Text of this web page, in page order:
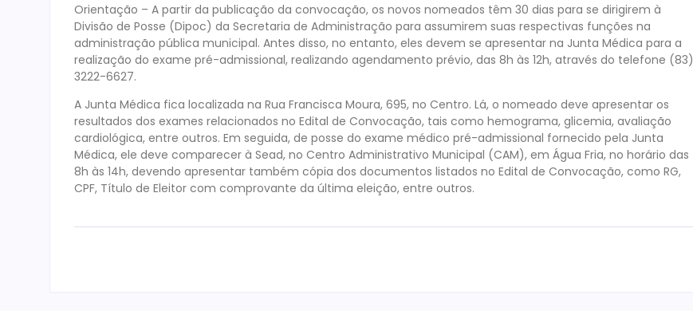
Orientação – A partir da publicação da convocação, os novos nomeados têm 30 dias para se dirigirem à
Divisão de Posse (Dipoc) da Secretaria de Administração para assumirem suas respectivas funções na
administração pública municipal. Antes disso, no entanto, eles devem se apresentar na Junta Médica para a
realização do exame pré-admissional, realizando agendamento prévio, das 8h às 12h, através do telefone (83)
3222-6627.
A Junta Médica fica localizada na Rua Francisca Moura, 695, no Centro. Lá, o nomeado deve apresentar os
resultados dos exames relacionados no Edital de Convocação, tais como hemograma, glicemia, avaliação
cardiológica, entre outros. Em seguida, de posse do exame médico pré-admissional fornecido pela Junta
Médica, ele deve comparecer à Sead, no Centro Administrativo Municipal (CAM), em Água Fria, no horário das
8h às 14h, devendo apresentar também cópia dos documentos listados no Edital de Convocação, como RG,
CPF, Título de Eleitor com comprovante da última eleição, entre outros.